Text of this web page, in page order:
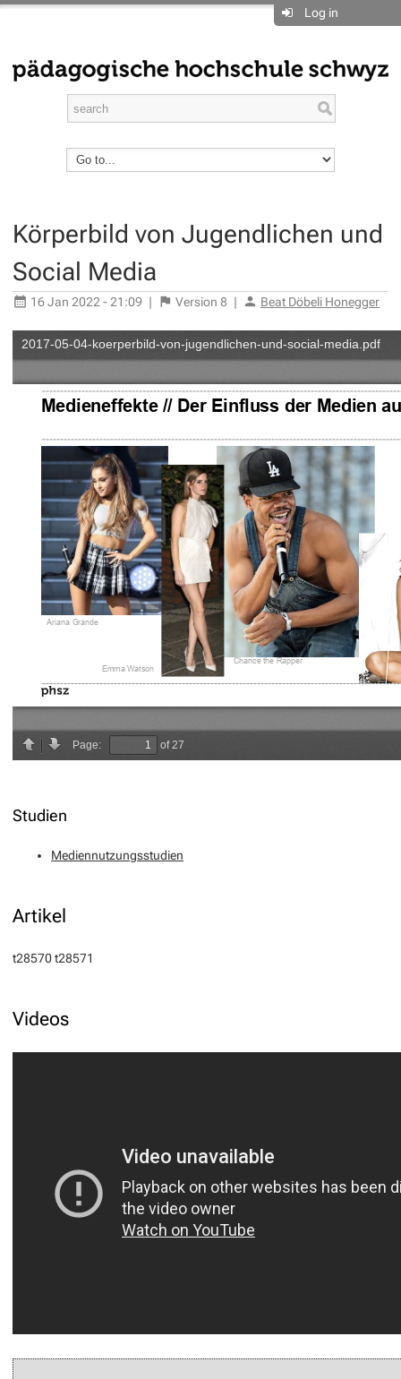
Log in
Körperbild von Jugendlichen und
Social Media
16 Jan 2022 - 21:09 | Version 8 | Beat Döbeli Honegger
Studien
Mediennutzungsstudien
Artikel
t28570t28571
Videos